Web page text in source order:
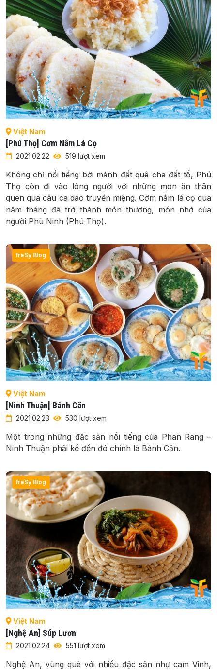
Việt Nam
[Phú Thọ] Cơm Nắm Lá Cọ
2021.02.22 519 lượt xem
Không chỉ nổi tiếng bởi mảnh đất quê cha đất tổ, Phú
Thọ còn đi vào lòng người với những món ăn thân
quen qua câu ca dao truyền miệng. Cơm nắm lá cọ qua
năm tháng đã trở thành món thương, món nhớ của
người Phù Ninh (Phú Thọ).
freSy Blog
Việt Nam
[Ninh Thuận] Bánh Căn
2021.02.23 530 lượt xem
Một trong những đặc sản nổi tiếng của Phan Rang –
Ninh Thuận phải kể đến đó chính là Bánh Căn.
freSy Blog
Việt Nam
[Nghệ An] Súp Lươn
2021.02.24 551 lượt xem
Nghệ An, vùng quê với nhiều đặc sản như cam Vinh,